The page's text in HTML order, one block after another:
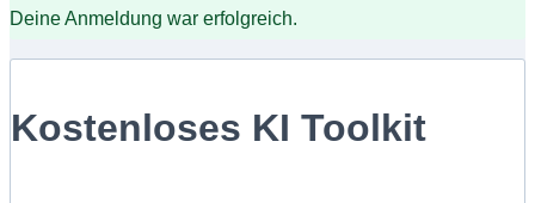
Deine Anmeldung war erfolgreich.
Kostenloses KI Toolkit